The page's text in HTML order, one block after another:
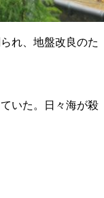
れ、地盤改良のた
いた。日々海が殺